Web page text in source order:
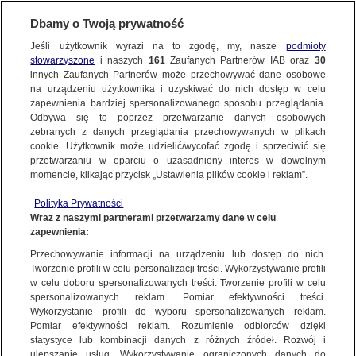
ŚWIAT
Gdyby nie pilot, "wszyscy byśmy zginęli".
Ocaleli z katastrofy, wspominają
dramatyczne chwile
26.12.2024, 08:02
Udostępnij
Samolot próbował wylądować dwa-trzy razy, ale
nie udało mu się to - wspomniał Subchonkuł
Rachimow, pasażer Embraera 190, który w środę
rano rozbił się nieopodal miasta Aktau w
Kazachstanie. Subchonkuł ocenił, że gdyby nie
manewr pilota, "wszyscy byśmy zginęli". Zaur
Dbamy o Twoją prywatność
Jeśli użytkownik wyrazi na to zgodę, my, nasze podmioty
stowarzyszone i naszych 161Zaufanych Partnerów IAB oraz 30
innych Zaufanych Partnerów może przechowywać dane osobowe
na urządzeniu użytkownika i uzyskiwać do nich dostęp w celu
zapewnienia bardziej spersonalizowanego sposobu przeglądania.
Odbywa się to poprzez przetwarzanie danych osobowych
zebranych z danych przeglądania przechowywanych w plikach
cookie. Użytkownik może udzielić/wycofać zgodę i sprzeciwić się
przetwarzaniu w oparciu o uzasadniony interes w dowolnym
momencie, klikając przycisk „Ustawienia plików cookie i reklam”.
Polityka Prywatności
Wraz z naszymi partnerami przetwarzamy dane w celu
zapewnienia:
Przechowywanie informacji na urządzeniu lub dostęp do nich.
Tworzenie profili w celu personalizacji treści. Wykorzystywanie profili
w celu doboru spersonalizowanych treści. Tworzenie profili w celu
spersonalizowanych reklam. Pomiar efektywności treści.
Wykorzystanie profili do wyboru spersonalizowanych reklam.
Pomiar efektywności reklam. Rozumienie odbiorców dzięki
statystyce lub kombinacji danych z różnych źródeł. Rozwój i